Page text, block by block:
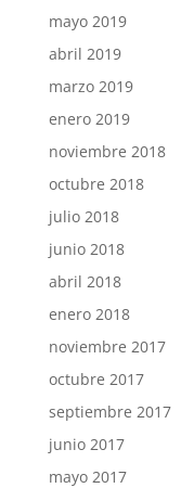
mayo 2019
abril 2019
marzo 2019
enero 2019
noviembre 2018
octubre 2018
julio 2018
junio 2018
abril 2018
enero 2018
noviembre 2017
octubre 2017
septiembre 2017
junio 2017
mayo 2017